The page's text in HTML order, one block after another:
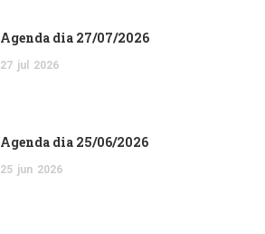
Agenda dia 27/07/2026
27 jul 2026
Agenda dia 25/06/2026
25 jun 2026